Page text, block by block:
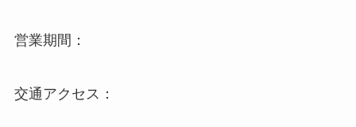
営業期間：
交通アクセス：